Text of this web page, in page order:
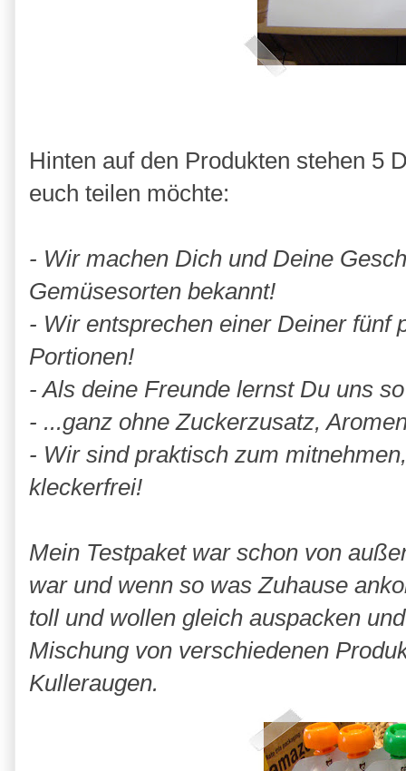
Hinten auf den Produkten stehen 5
euch teilen möchte:
- Wir machen Dich und Deine
Gemüsesorten bekannt!
- Wir entsprechen einer Deiner fünf
Portionen!
- Als deine Freunde lernst Du uns
- ...ganz ohne Zuckerzusatz,
- Wir sind praktisch zum
kleckerfrei!
Mein Testpaket war schon von
war und wenn so was Zuhause
toll und wollen gleich auspacken
Mischung von verschiedenen
Kulleraugen.